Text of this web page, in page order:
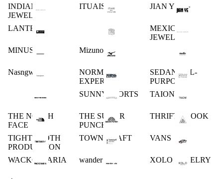
INDIAN
JEWELRY
ITUAIS JIAN YE
LANTERN
MEXICAN
JEWELRY
MINUS
Mizuno
Nasngwam.
NORMAL
EXPERT
SEDAN ALL-
PURPOSE
SUNNY SPORTS
TAION
THE NORTH
FACE
THE SUGAR
PUNCH
THRIFTY LOOK
TIGHTBOOTH
PRODUCTION
TOWN CRAFT VANS
WACKO MARIA wander .etc XOLO JEWELRY